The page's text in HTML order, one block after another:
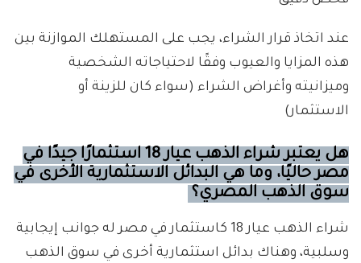
عند اتخاذ قرار الشراء، يجب على المستهلك الموازنة بين
هذه المزايا والعيوب وفقًا لاحتياجاته الشخصية
وميزانيته وأغراض الشراء (سواء كان للزينة أو
الاستثمار)
هل يعتبر شراء الذهب عيار 18 استثمارًا جيدًا في
مصر حاليًا، وما هي البدائل الاستثمارية الأخرى في
سوق الذهب المصري؟
شراء الذهب عيار 18 كاستثمار في مصر له جوانب إيجابية
وسلبية، وهناك بدائل استثمارية أخرى في سوق الذهب